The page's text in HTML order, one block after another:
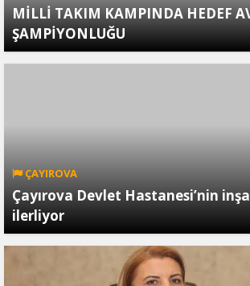
MİLLİ TAKIM KAMPINDA HEDEF
ŞAMPİYONLUĞU
ÇAYIROVA
Çayırova Devlet Hastanesi’nin
ilerliyor